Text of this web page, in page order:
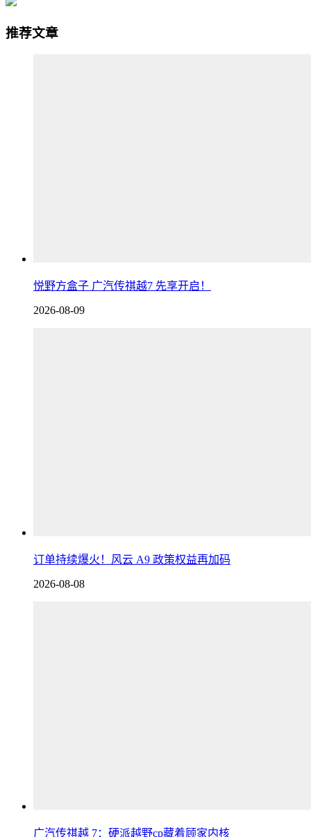
推荐文章
悦野方盒子 广汽传祺越7 先享开启！
2026-08-09
订单持续爆火！风云 A9 政策权益再加码
2026-08-08
广汽传祺越 7：硬派越野cp藏着顾家内核